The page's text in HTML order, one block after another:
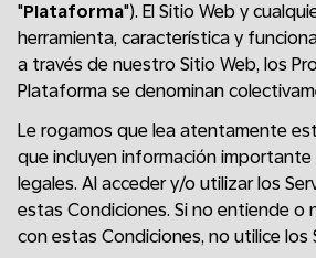
"Plataforma"). El Sitio Web y
herramienta, característica y
a través de nuestro Sitio Web, los
Plataforma se denominan
Le rogamos que lea atentamente
que incluyen información
legales. Al acceder y/o utilizar los
estas Condiciones. Si no entiende o
con estas Condiciones, no utilice los